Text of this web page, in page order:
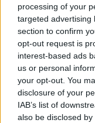
processing of your
targeted advertising
section to confirm
opt-out request is
interest-based ads
us or personal
your opt-out. You
disclosure of your
IAB’s list of
also be disclosed
mellett a régóta
bemutatkozhat,
találgatások
Az
meg
Sok felhasználó